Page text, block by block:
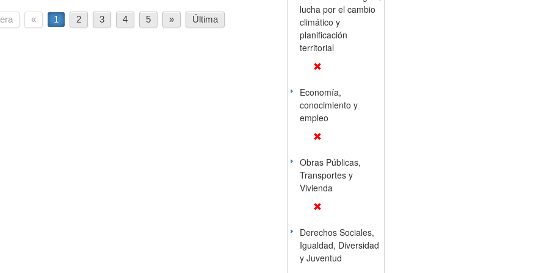
« 1 2 3 4 5 » Última
lucha por el cambio
climático y
planificación
territorial
Economía,
conocimiento y
empleo
Obras Públicas,
Transportes y
Vivienda
Derechos Sociales,
Igualdad, Diversidad
y Juventud